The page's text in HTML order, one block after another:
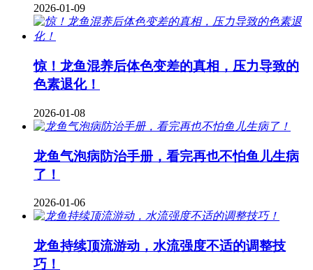
2026-01-09
惊！龙鱼混养后体色变差的真相，压力导致的
色素退化！
2026-01-08
龙鱼气泡病防治手册，看完再也不怕鱼儿生病
了！
2026-01-06
龙鱼持续顶流游动，水流强度不适的调整技
巧！